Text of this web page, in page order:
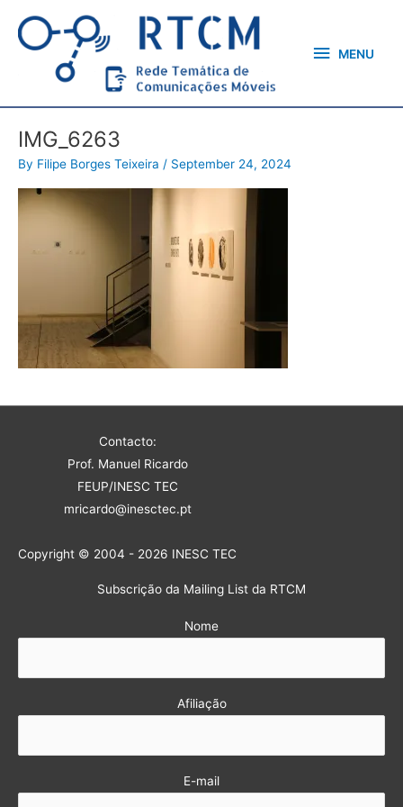
content
MENU
IMG_6263
By Filipe Borges Teixeira / September 24, 2024
Contacto:
Prof. Manuel Ricardo
FEUP/INESC TEC
mricardo@inesctec.pt
Copyright © 2004 - 2026 INESC TEC
Subscrição da Mailing List da RTCM
Nome
Afiliação
E-mail